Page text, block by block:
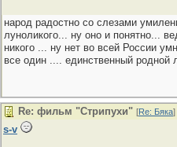
народ радостно со слезами
луноликого... ну оно и понятно...
никого ... ну нет во всей России
все один .... единственный
Re: фильм "Стрипухи" [Re: Бяка]
s-v